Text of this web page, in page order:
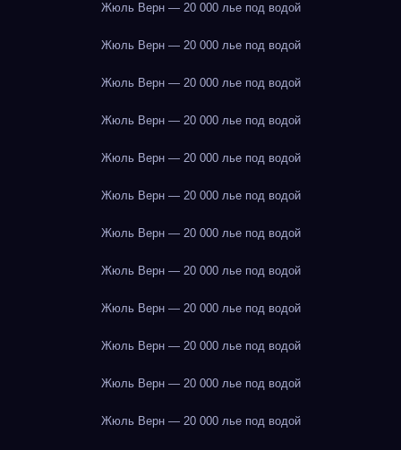
Жюль Верн — 20 000 лье под водой
Жюль Верн — 20 000 лье под водой
Жюль Верн — 20 000 лье под водой
Жюль Верн — 20 000 лье под водой
Жюль Верн — 20 000 лье под водой
Жюль Верн — 20 000 лье под водой
Жюль Верн — 20 000 лье под водой
Жюль Верн — 20 000 лье под водой
Жюль Верн — 20 000 лье под водой
Жюль Верн — 20 000 лье под водой
Жюль Верн — 20 000 лье под водой
Жюль Верн — 20 000 лье под водой